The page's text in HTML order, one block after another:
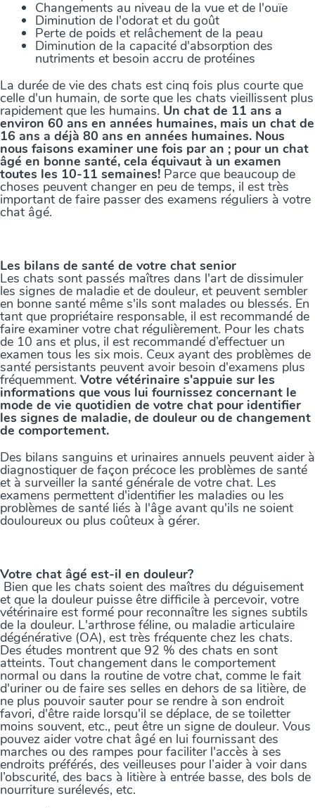
Changements au niveau de la vue et de l'ouïe
Diminution de l'odorat et du goût
Perte de poids et relâchement de la peau
Diminution de la capacité d'absorption des
nutriments et besoin accru de protéines
La durée de vie des chats est cinq fois plus courte que
celle d'un humain, de sorte que les chats vieillissent plus
rapidement que les humains. Un chat de 11 ans a
environ 60 ans en années humaines, mais un chat de
16 ans a déjà 80 ans en années humaines. Nous
nous faisons examiner une fois par an ; pour un chat
âgé en bonne santé, cela équivaut à un examen
toutes les 10-11 semaines! Parce que beaucoup de
choses peuvent changer en peu de temps, il est très
important de faire passer des examens réguliers à votre
chat âgé.
Les bilans de santé de votre chat senior
Les chats sont passés maîtres dans l'art de dissimuler
les signes de maladie et de douleur, et peuvent sembler
en bonne santé même s'ils sont malades ou blessés. En
tant que propriétaire responsable, il est recommandé de
faire examiner votre chat régulièrement. Pour les chats
de 10 ans et plus, il est recommandé d’effectuer un
examen tous les six mois. Ceux ayant des problèmes de
santé persistants peuvent avoir besoin d'examens plus
fréquemment. Votre vétérinaire s'appuie sur les
informations que vous lui fournissez concernant le
mode de vie quotidien de votre chat pour identifier
les signes de maladie, de douleur ou de changement
de comportement.
Des bilans sanguins et urinaires annuels peuvent aider à
diagnostiquer de façon précoce les problèmes de santé
et à surveiller la santé générale de votre chat. Les
examens permettent d'identifier les maladies ou les
problèmes de santé liés à l'âge avant qu'ils ne soient
douloureux ou plus coûteux à gérer.
Votre chat âgé est-il en douleur?
Bien que les chats soient des maîtres du déguisement
et que la douleur puisse être difficile à percevoir, votre
vétérinaire est formé pour reconnaître les signes subtils
de la douleur. L'arthrose féline, ou maladie articulaire
dégénérative (OA), est très fréquente chez les chats.
Des études montrent que 92 % des chats en sont
atteints. Tout changement dans le comportement
normal ou dans la routine de votre chat, comme le fait
d'uriner ou de faire ses selles en dehors de sa litière, de
ne plus pouvoir sauter pour se rendre à son endroit
favori, d'être raide lorsqu'il se déplace, de se toiletter
moins souvent, etc., peut être un signe de douleur. Vous
pouvez aider votre chat âgé en lui fournissant des
marches ou des rampes pour faciliter l'accès à ses
endroits préférés, des veilleuses pour l’aider à voir dans
l’obscurité, des bacs à litière à entrée basse, des bols de
nourriture surélevés, etc.